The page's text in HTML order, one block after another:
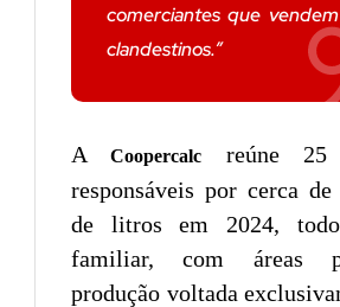
comerciantes que
clandestinos.”
ACoopercalc
reúne 25
responsáveis por cerca
de litros em 2024,
familiar, com áreas
produção voltada